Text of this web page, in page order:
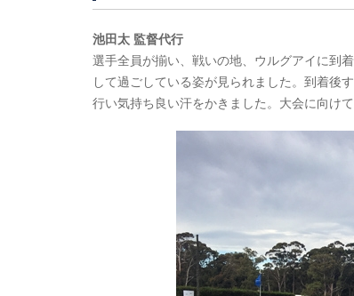
池田太 監督代行
選手全員が揃い、戦いの地、ウルグアイに到
して過ごしている姿が見られました。到着後
行い気持ち良い汗をかきました。大会に向け